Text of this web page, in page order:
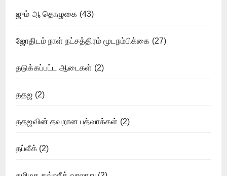
ஜும் ஆ தொழுகை (43)
ஜோதிடம் நாள் நட்சத்திரம் மூடநம்பிக்கை (27)
தடுக்கப்பட்ட ஆடைகள் (2)
ததஜ (2)
ததஜவின் தவறான பத்வாக்கள் (2)
தப்லீக்(2)